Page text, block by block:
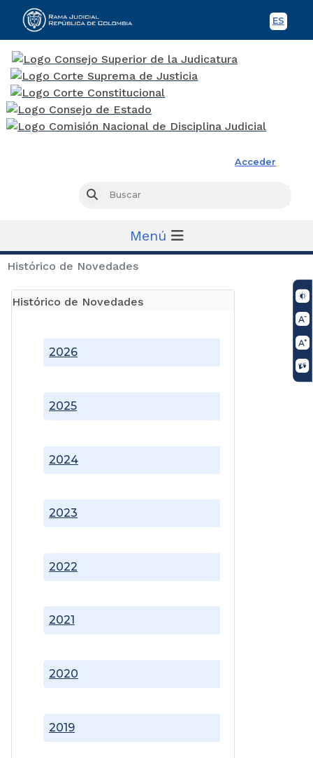
ES
Acceder
Buscar
Menú
Histórico de Novedades
Histórico de Novedades
2019
2020
2021
2022
2023
2024
2025
2026